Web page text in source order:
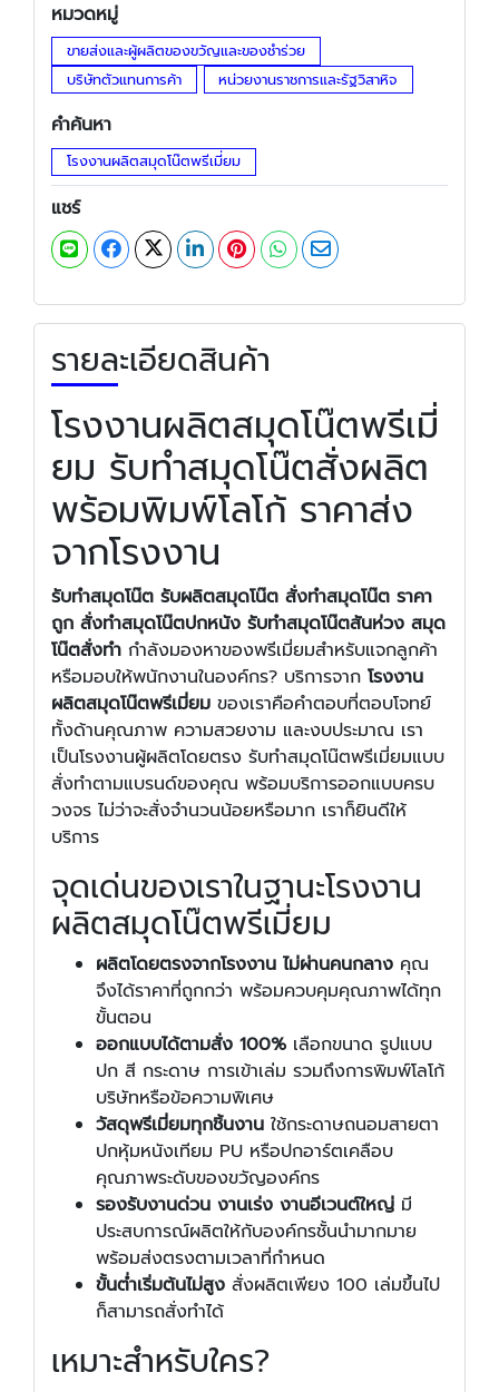
หมวดหมู่
ขายส่งและผู้ผลิตของขวัญและของชำร่วย
บริษัทตัวแทนการค้า
หน่วยงานราชการและรัฐวิสาหิจ
คำค้นหา
โรงงานผลิตสมุดโน๊ตพรีเมี่ยม
แชร์
รายละเอียดสินค้า
โรงงานผลิตสมุดโน๊ตพรีเมี่
ยม รับทำสมุดโน๊ตสั่งผลิต
พร้อมพิมพ์โลโก้ ราคาส่ง
จากโรงงาน
รับทำสมุดโน๊ต รับผลิตสมุดโน๊ต สั่งทําสมุดโน๊ต ราคา
ถูก สั่งทําสมุดโน๊ตปกหนัง รับทําสมุดโน๊ตสันห่วง สมุด
โน๊ตสั่งทำ กำลังมองหาของพรีเมี่ยมสำหรับแจกลูกค้า
หรือมอบให้พนักงานในองค์กร? บริการจาก โรงงาน
ผลิตสมุดโน๊ตพรีเมี่ยม ของเราคือคำตอบที่ตอบโจทย์
ทั้งด้านคุณภาพ ความสวยงาม และงบประมาณ เรา
เป็นโรงงานผู้ผลิตโดยตรง รับทำสมุดโน๊ตพรีเมี่ยมแบบ
สั่งทำตามแบรนด์ของคุณ พร้อมบริการออกแบบครบ
วงจร ไม่ว่าจะสั่งจำนวนน้อยหรือมาก เราก็ยินดีให้
บริการ
จุดเด่นของเราในฐานะโรงงาน
ผลิตสมุดโน๊ตพรีเมี่ยม
ผลิตโดยตรงจากโรงงาน ไม่ผ่านคนกลาง คุณ
จึงได้ราคาที่ถูกกว่า พร้อมควบคุมคุณภาพได้ทุก
ขั้นตอน
ออกแบบได้ตามสั่ง 100% เลือกขนาด รูปแบบ
ปก สี กระดาษ การเข้าเล่ม รวมถึงการพิมพ์โลโก้
บริษัทหรือข้อความพิเศษ
วัสดุพรีเมี่ยมทุกชิ้นงาน ใช้กระดาษถนอมสายตา
ปกหุ้มหนังเทียม PU หรือปกอาร์ตเคลือบ
คุณภาพระดับของขวัญองค์กร
รองรับงานด่วน งานเร่ง งานอีเวนต์ใหญ่ มี
ประสบการณ์ผลิตให้กับองค์กรชั้นนำมากมาย
พร้อมส่งตรงตามเวลาที่กำหนด
ขั้นต่ำเริ่มต้นไม่สูง สั่งผลิตเพียง 100 เล่มขึ้นไป
ก็สามารถสั่งทำได้
เหมาะสำหรับใคร?